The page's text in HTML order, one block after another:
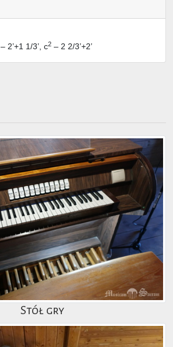
– 2’+1 1/3’, c2 – 2 2/3’+2’
Stół gry